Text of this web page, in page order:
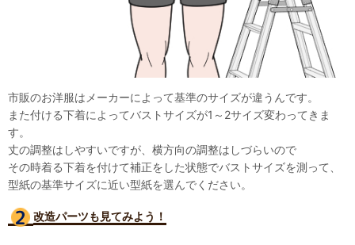
市販のお洋服はメーカーによって基準のサイズが違うんです。
また付ける下着によってバストサイズが1～2サイズ変わってきま
す。
丈の調整はしやすいですが、横方向の調整はしづらいので
その時着る下着を付けて補正をした状態でバストサイズを測って、
型紙の基準サイズに近い型紙を選んでください。
改造パーツも見てみよう！